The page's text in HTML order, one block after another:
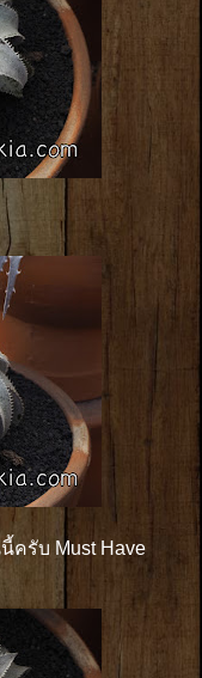
ครับ Must Have